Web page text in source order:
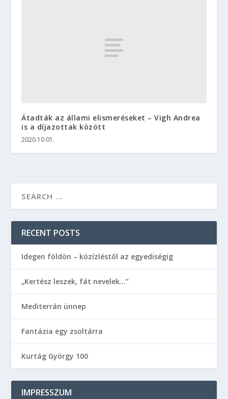
Átadták az állami elismeréseket – Vigh Andrea
is a díjazottak között
2020.10.01.
RECENT POSTS
Idegen földön – közízléstől az egyediségig
„Kertész leszek, fát nevelek…”
Mediterrán ünnep
Fantázia egy zsoltárra
Kurtág György 100
IMPRESSZUM